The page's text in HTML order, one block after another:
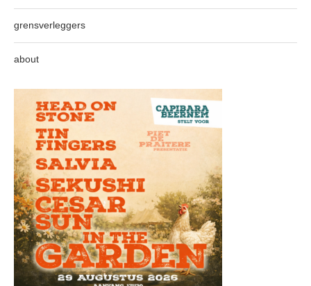
grensverleggers
about